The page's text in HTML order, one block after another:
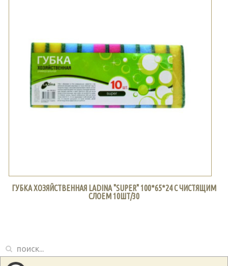
ГУБКА ХОЗЯЙСТВЕННАЯ LADINA "SUPER" 100*65*24 С ЧИСТЯЩИМ
СЛОЕМ 10ШТ/30